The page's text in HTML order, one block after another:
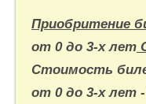
Приобритение
от 0 до 3-х лет
Стоимость
от 0 до 3-х лет -